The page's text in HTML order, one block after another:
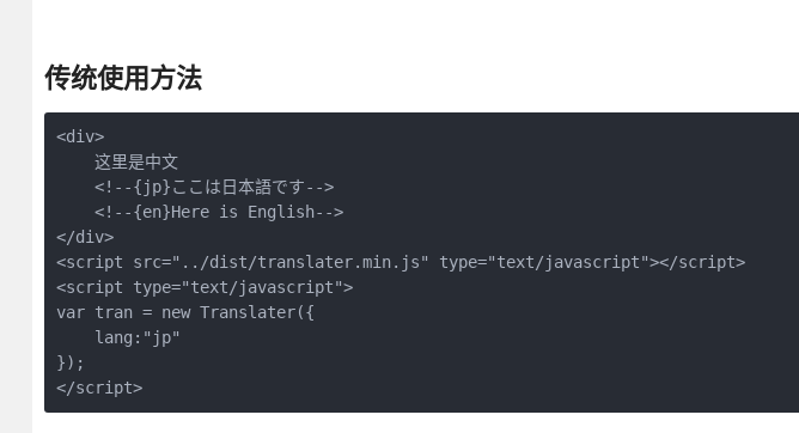
传统使用方法
<div>
    这里是中文
    <!--{jp}ここは日本語です-->
    <!--{en}Here is English-->
</div>
<script src="../dist/translater.min.js" type="text/javascript"></script>
<script type="text/javascript">
var tran = new Translater({
    lang:"jp"
});
</script>